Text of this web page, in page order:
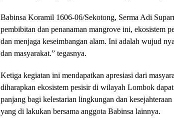
Babinsa Koramil 1606-06/Sekotong, Serma Adi
pembibitan dan penanaman mangrove ini, ekosistem
dan menjaga keseimbangan alam. Ini adalah wujud
dan masyarakat.” tegasnya.
Ketiga kegiatan ini mendapatkan apresiasi dari
diharapkan ekosistem pesisir di wilayah Lombok
panjang bagi kelestarian lingkungan dan
yang di lakukan bersama anggota Babinsa lainnya.